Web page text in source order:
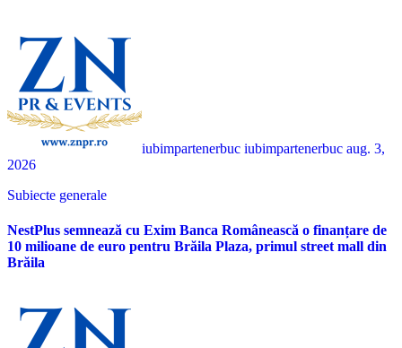
iubimpartenerbuc iubimpartenerbuc aug. 3,
2026
Subiecte generale
NestPlus semnează cu Exim Banca Românească o finanțare de
10 milioane de euro pentru Brăila Plaza, primul street mall din
Brăila